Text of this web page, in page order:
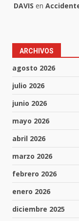
DAVIS en
ARCHIVOS
agosto 2026
julio 2026
junio 2026
mayo 2026
abril 2026
marzo 2026
febrero 2026
enero 2026
diciembre 2025